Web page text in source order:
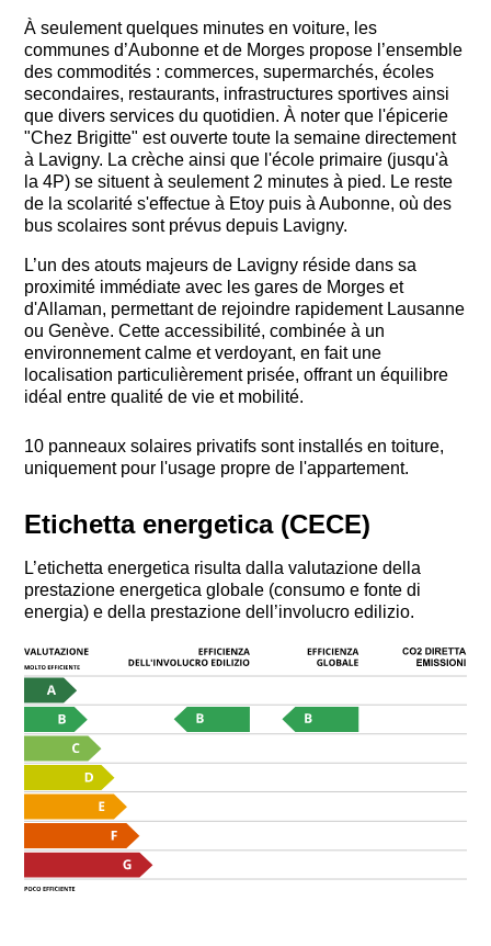
À seulement quelques minutes en voiture, les
communes d’Aubonne et de Morges propose l’ensemble
des commodités : commerces, supermarchés, écoles
secondaires, restaurants, infrastructures sportives ainsi
que divers services du quotidien. À noter que l'épicerie
"Chez Brigitte" est ouverte toute la semaine directement
à Lavigny. La crèche ainsi que l'école primaire (jusqu'à
la 4P) se situent à seulement 2 minutes à pied. Le reste
de la scolarité s'effectue à Etoy puis à Aubonne, où des
bus scolaires sont prévus depuis Lavigny.
L’un des atouts majeurs de Lavigny réside dans sa
proximité immédiate avec les gares de Morges et
d'Allaman, permettant de rejoindre rapidement Lausanne
ou Genève. Cette accessibilité, combinée à un
environnement calme et verdoyant, en fait une
localisation particulièrement prisée, offrant un équilibre
idéal entre qualité de vie et mobilité.
10 panneaux solaires privatifs sont installés en toiture,
uniquement pour l'usage propre de l'appartement.
Etichetta energetica (CECE)
L’etichetta energetica risulta dalla valutazione della
prestazione energetica globale (consumo e fonte di
energia) e della prestazione dell’involucro edilizio.